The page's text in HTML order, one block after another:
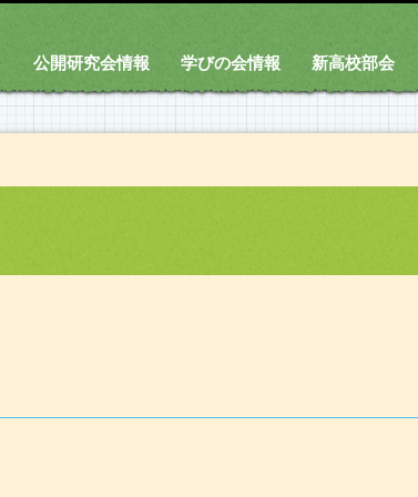
公開研究会情報 学びの会情報 新高校部会